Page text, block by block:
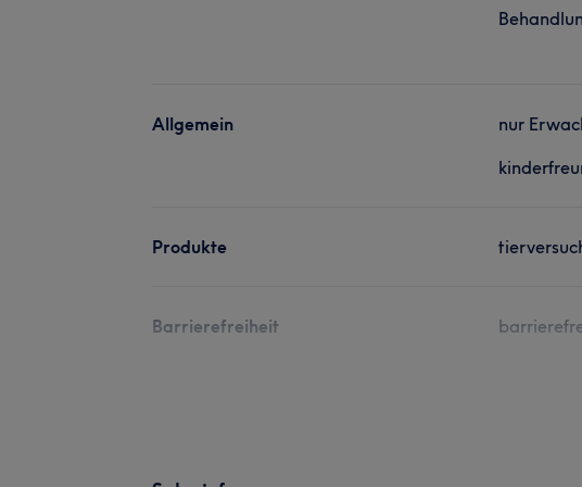
Allgemein
nur
Produkte
Barrierefreiheit